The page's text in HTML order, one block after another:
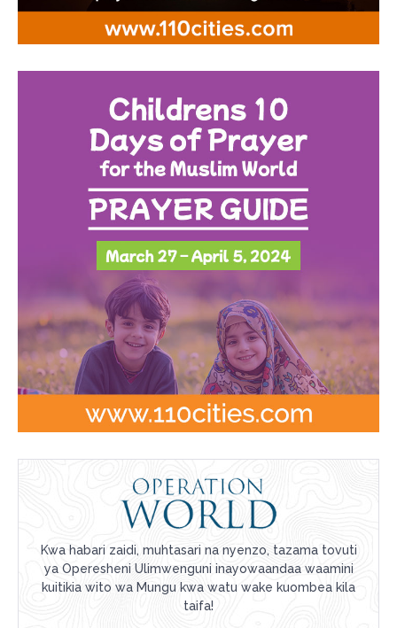
Kwa habari zaidi, muhtasari na nyenzo, tazama tovuti
ya Operesheni Ulimwenguni inayowaandaa waamini
kuitikia wito wa Mungu kwa watu wake kuombea kila
taifa!